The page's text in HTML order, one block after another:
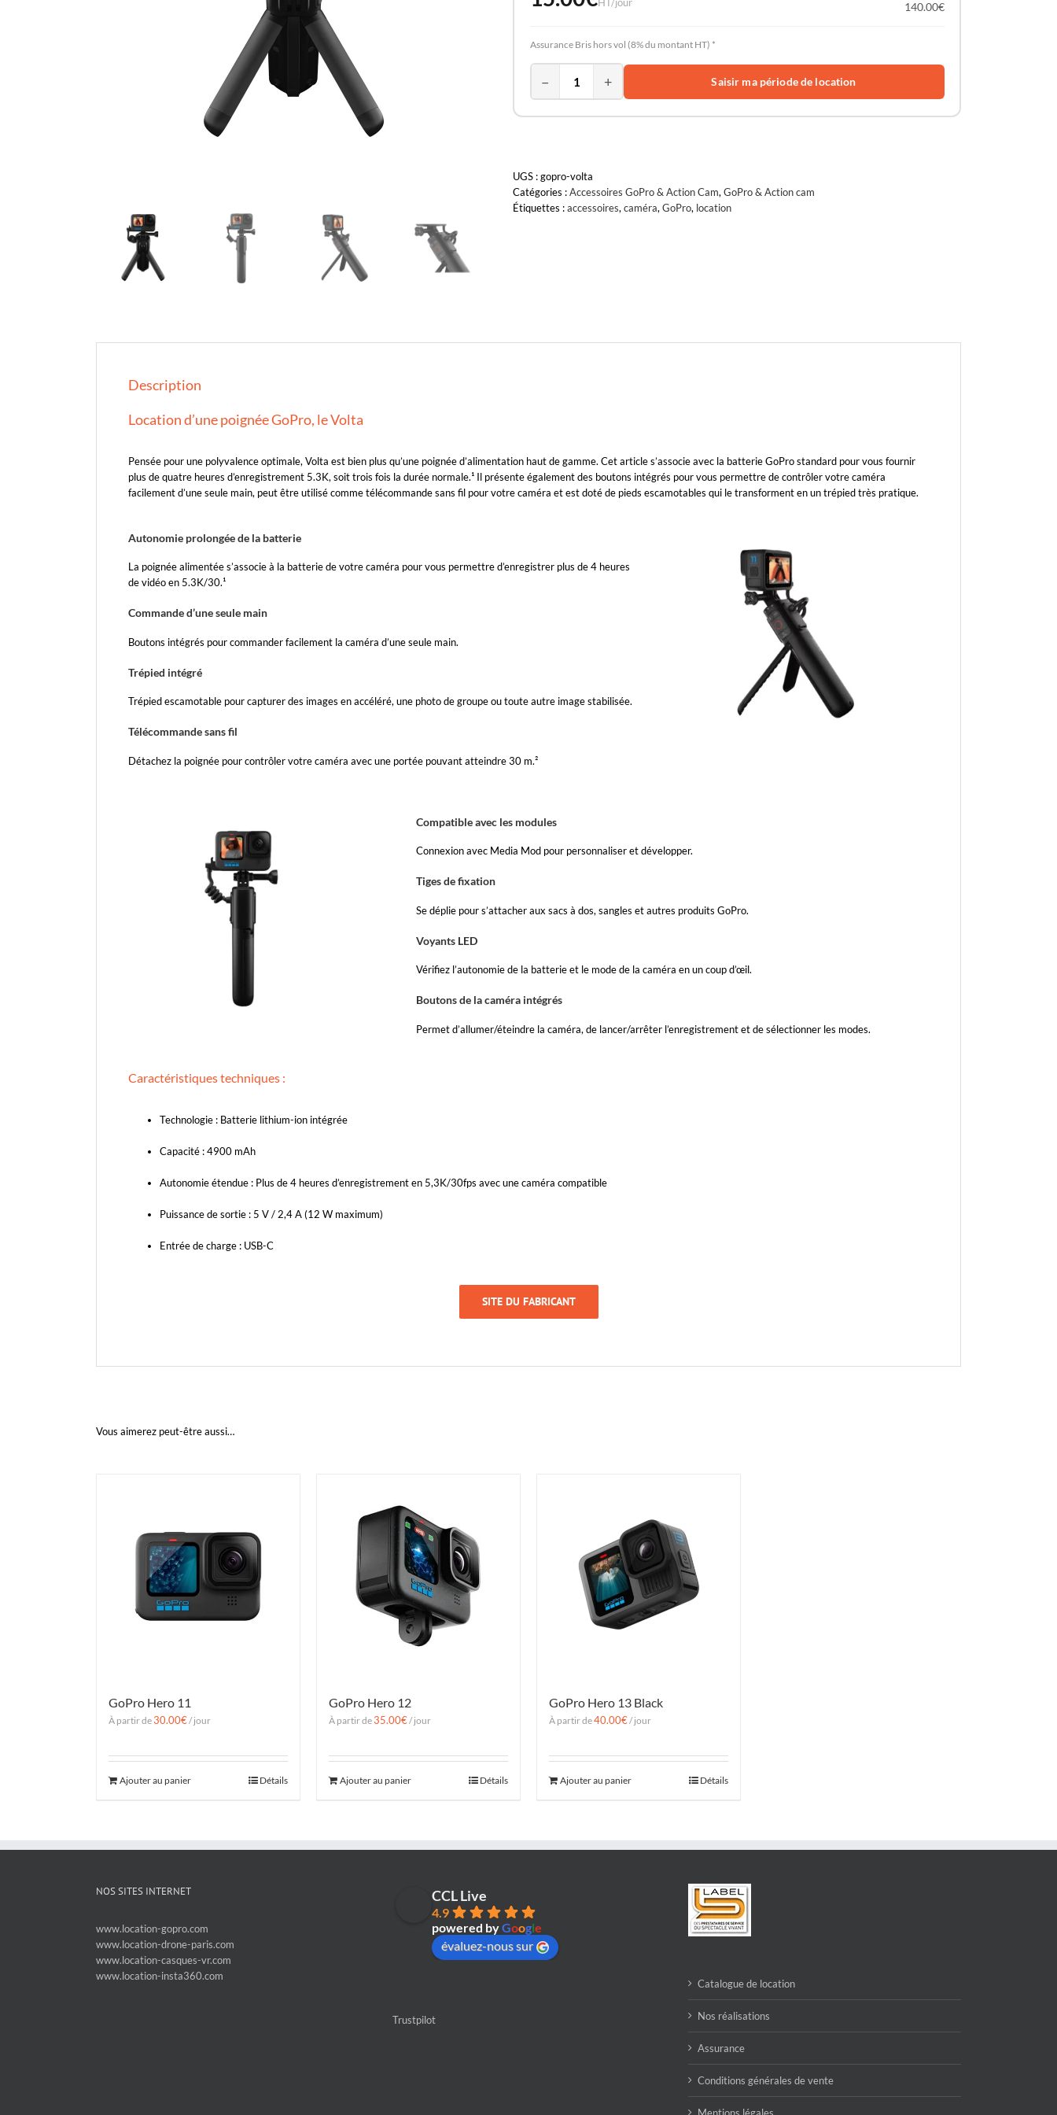
HT/jour 140.00€
Assurance Bris hors vol (8% du montant HT) *
− + Saisir ma période de location
UGS :gopro-volta
Catégories :Accessoires GoPro & Action Cam, GoPro & Action cam
Étiquettes :accessoires, caméra, GoPro, location
Description
Location d’une poignée GoPro, le Volta
Pensée pour une polyvalence optimale, Volta est bien plus qu’une poignée d’alimentation haut de gamme. Cet article s’associe avec la batterie GoPro standard pour vous fournir
plus de quatre heures d’enregistrement 5.3K, soit trois fois la durée normale.¹ Il présente également des boutons intégrés pour vous permettre de contrôler votre caméra
facilement d’une seule main, peut être utilisé comme télécommande sans fil pour votre caméra et est doté de pieds escamotables qui le transforment en un trépied très pratique.
Autonomie prolongée de la batterie
La poignée alimentée s’associe à la batterie de votre caméra pour vous permettre d’enregistrer plus de 4 heures
de vidéo en 5.3K/30.¹
Commande d’une seule main
Boutons intégrés pour commander facilement la caméra d’une seule main.
Trépied intégré
Trépied escamotable pour capturer des images en accéléré, une photo de groupe ou toute autre image stabilisée.
Télécommande sans fil
Détachez la poignée pour contrôler votre caméra avec une portée pouvant atteindre 30 m.²
Compatible avec les modules
Connexion avec Media Mod pour personnaliser et développer.
Tiges de fixation
Se déplie pour s’attacher aux sacs à dos, sangles et autres produits GoPro.
Voyants LED
Vérifiez l’autonomie de la batterie et le mode de la caméra en un coup d’œil.
Boutons de la caméra intégrés
Permet d’allumer/éteindre la caméra, de lancer/arrêter l’enregistrement et de sélectionner les modes.
Caractéristiques techniques :
Technologie : Batterie lithium-ion intégrée
Capacité : 4900 mAh
Autonomie étendue : Plus de 4 heures d’enregistrement en 5,3K/30fps avec une caméra compatible
Puissance de sortie : 5 V / 2,4 A (12 W maximum)
Entrée de charge : USB-C
SITE DU FABRICANT
Vous aimerez peut-être aussi…
GoPro Hero 11
À partir de30.00€/ jour
Ajouter au panier Détails
GoPro Hero 12
À partir de35.00€/ jour
Ajouter au panier Détails
GoPro Hero 13 Black
À partir de40.00€/ jour
Ajouter au panier Détails
NOS SITES INTERNET
www.location-gopro.com
www.location-drone-paris.com
www.location-casques-vr.com
www.location-insta360.com
CCL Live
4.9
powered byGoogle
évaluez-nous sur
Trustpilot
Catalogue de location
Nos réalisations
Assurance
Conditions générales de vente